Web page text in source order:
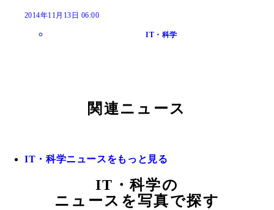
2014年11月13日 06:00
IT・科学
関連ニュース
IT・科学ニュースをもっと見る
IT・科学の
ニュースを写真で探す